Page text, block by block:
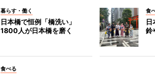
暮らす・働く
日本橋で恒例「橋洗い」
1800人が日本橋を磨く
食
鈴
食べる